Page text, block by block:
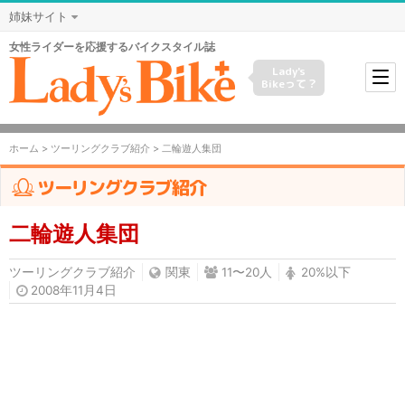
姉妹サイト
女性ライダーを応援するバイクスタイル誌
Lady's
Bikeって？
ホーム > ツーリングクラブ紹介 > 二輪遊人集団
ツーリングクラブ紹介
二輪遊人集団
ツーリングクラブ紹介 関東 11〜20人
20%以下
2008年11月4日